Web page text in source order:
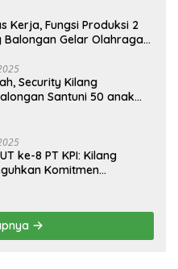
Kerja, Fungsi Produksi 2
Gelar Olahraga
Security Kilang
Santuni 50 anak
ke-8 PT KPI: Kilang
Komitmen